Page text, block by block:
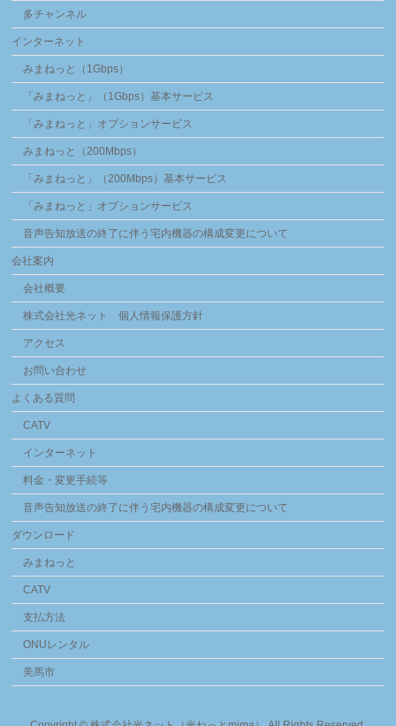
多チャンネル
インターネット
みまねっと（1Gbps）
「みまねっと」（1Gbps）基本サービス
「みまねっと」オプションサービス
みまねっと（200Mbps）
「みまねっと」（200Mbps）基本サービス
「みまねっと」オプションサービス
音声告知放送の終了に伴う宅内機器の構成変更について
会社案内
会社概要
株式会社光ネット 個人情報保護方針
アクセス
お問い合わせ
よくある質問
CATV
インターネット
料金・変更手続等
音声告知放送の終了に伴う宅内機器の構成変更について
ダウンロード
みまねっと
CATV
支払方法
ONUレンタル
美馬市